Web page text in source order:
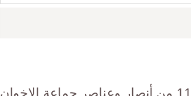
قضت المحكمة العسكرية اليوم الأربعاء بسجن 117 من أنصار وعناصر جماعة الإخوان